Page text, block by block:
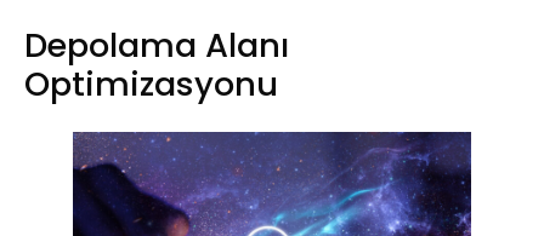
Depolama Alanı
Optimizasyonu